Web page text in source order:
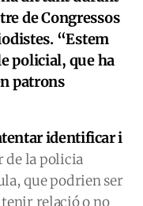
de Congressos
“Estem
policial, que ha
patrons
identificar i
de la policia
que podrien ser
relació o no